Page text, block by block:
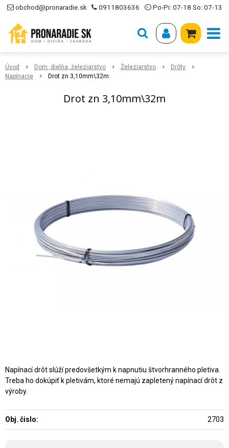
obchod@pronaradie.sk 0911803636 ⏲ Po-Pi: 07-18 So: 07-13
Úvod Dom ,dielňa, železiarstvo Železiarstvo
Drôty
Napínacie
Drot zn 3,10mm\32m
Drot zn 3,10mm\32m
Napínací drôt slúží predovšetkým k napnutiu štvorhranného pletiva.
Treba ho dokúpiť k pletivám, ktoré nemajú zapletený napínací drôt z
výroby.
Obj. čislo: 2703